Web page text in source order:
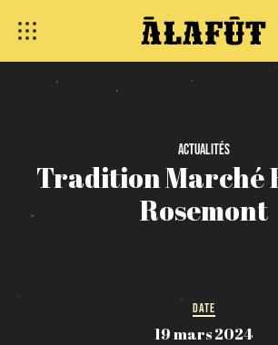
Actualités
TraditionMarché
Rosemont
DATE
19 mars 2024